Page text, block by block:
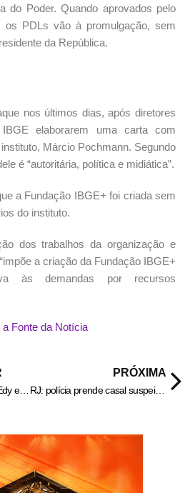
do Poder. Quando aprovados pelo
os PDLs vão à promulgação, sem
da República.
nos últimos dias, após diretores
elaborarem uma carta com
Márcio Pochmann. Segundo
é “autoritária, política e midiática”.
a Fundação IBGE+ foi criada sem
do instituto.
dos trabalhos da organização e
a criação da Fundação IBGE+
às demandas por recursos
Fonte da Notícia
BBB25: Vitória e Mateus, Edy e Raissa e os irmãos Hypólito estão no Paredão
PRÓXIMA
RJ: polícia prende casal suspeito de enterrar corpo de jovem no quintal